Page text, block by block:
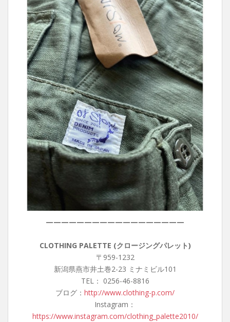
——————————————————
CLOTHING PALETTE (クロージングパレット)
〒959-1232
新潟県燕市井土巻2-23 ミナミビル101
TEL： 0256-46-8816
ブログ： http://www.clothing-p.com/
Instagram：
https://www.instagram.com/clothing_palette2010/